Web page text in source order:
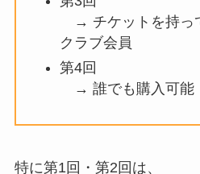
→ チケットを持っ
クラブ会員
第4回
→ 誰でも購入可能
特に第1回・第2回は、